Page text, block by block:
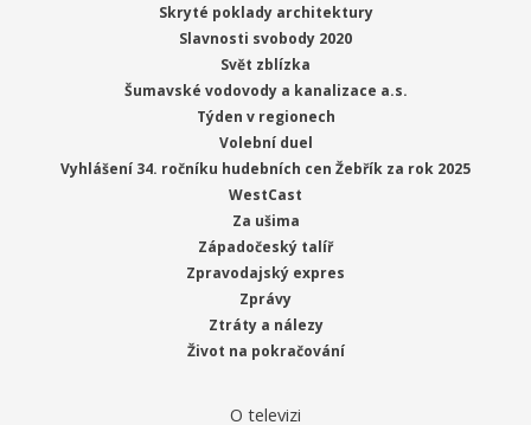
Skryté poklady architektury
Slavnosti svobody 2020
Svět zblízka
Šumavské vodovody a kanalizace a.s.
Týden v regionech
Volební duel
Vyhlášení 34. ročníku hudebních cen Žebřík za rok 2025
WestCast
Za ušima
Západočeský talíř
Zpravodajský expres
Zprávy
Ztráty a nálezy
Život na pokračování
O televizi